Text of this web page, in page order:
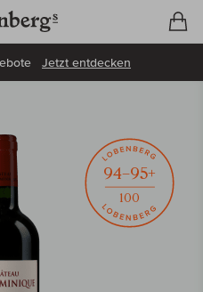
Jetzt entdecken
94–95+
100